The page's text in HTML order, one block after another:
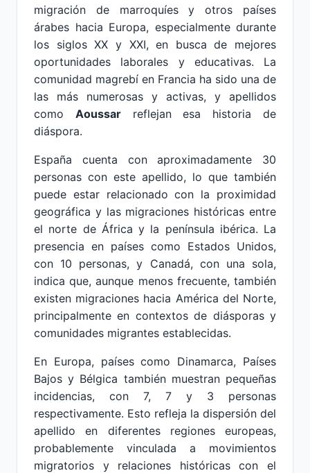
migración de marroquíes y otros países
árabes hacia Europa, especialmente durante
los siglos XX y XXI, en busca de mejores
oportunidades laborales y educativas. La
comunidad magrebí en Francia ha sido una de
las más numerosas y activas, y apellidos
como Aoussarreflejan esa historia de
diáspora.
España cuenta con aproximadamente 30
personas con este apellido, lo que también
puede estar relacionado con la proximidad
geográfica y las migraciones históricas entre
el norte de África y la península ibérica. La
presencia en países como Estados Unidos,
con 10 personas, y Canadá, con una sola,
indica que, aunque menos frecuente, también
existen migraciones hacia América del Norte,
principalmente en contextos de diásporas y
comunidades migrantes establecidas.
En Europa, países como Dinamarca, Países
Bajos y Bélgica también muestran pequeñas
incidencias, con 7, 7 y 3 personas
respectivamente. Esto refleja la dispersión del
apellido en diferentes regiones europeas,
probablemente vinculada a movimientos
migratorios y relaciones históricas con el